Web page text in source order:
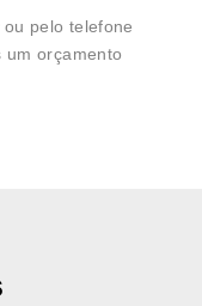
ou pelo telefone
orçamento